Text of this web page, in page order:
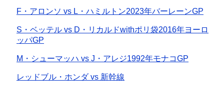
F・アロンソ vs L・ハミルトン2023年バーレーンGP
S・ベッテル vs D・リカルドwithポリ袋2016年ヨーロ
ッパGP
M・シューマッハ vs J・アレジ1992年モナコGP
レッドブル・ホンダ vs 新幹線